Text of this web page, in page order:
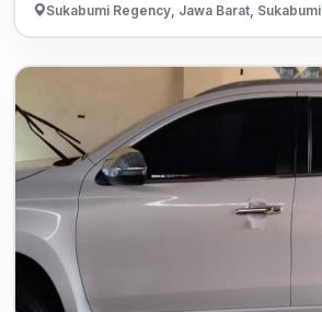
Sukabumi Regency, Jawa Barat, Sukabumi